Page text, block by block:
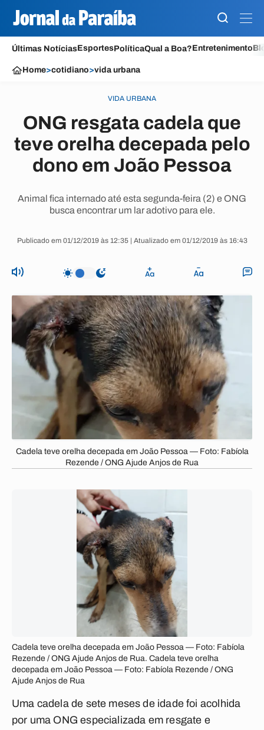
Últimas NotíciasEsportesPolíticaQual a Boa?Entretenimento
Home>cotidiano>vida urbana
VIDA URBANA
ONG resgata cadela que
teve orelha decepada pelo
dono em João Pessoa
Animal fica internado até esta segunda-feira (2) e ONG
busca encontrar um lar adotivo para ele.
Publicado em 01/12/2019 às 12:35 | Atualizado em 01/12/2019 às 16:43
Cadela teve orelha decepada em João Pessoa — Foto: Fabíola
Rezende / ONG Ajude Anjos de Rua
Cadela teve orelha decepada em João Pessoa — Foto: Fabíola
Rezende / ONG Ajude Anjos de Rua. Cadela teve orelha
decepada em João Pessoa — Foto: Fabíola Rezende / ONG
Ajude Anjos de Rua
Uma cadela de sete meses de idade foi acolhida
por uma ONG especializada em resgate e